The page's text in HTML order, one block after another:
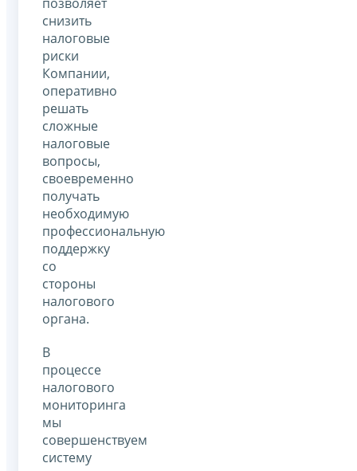
снизить
налоговые
риски
Компании,
оперативно
решать
сложные
налоговые
вопросы,
своевременно
получать
необходимую
профессиональную
поддержку
со
стороны
налогового
органа.
В
процессе
налогового
мониторинга
мы
совершенствуем
систему